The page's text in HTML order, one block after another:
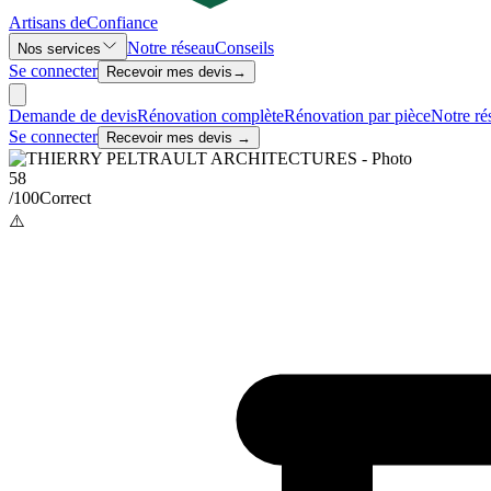
Artisans deConfiance
Nos services Notre réseauConseils
Se connecter
Recevoir mes devis →
Demande de devisRénovation complèteRénovation par pièceNotre
Se connecter
Recevoir mes devis →
58
/100Correct
⚠️